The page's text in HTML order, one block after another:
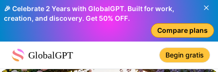
🎉 Celebrate 2 Years with GlobalGPT. Built for work,
creation, and discovery. Get 50% OFF.
Compare plans
GlobalGPT Begin gratis